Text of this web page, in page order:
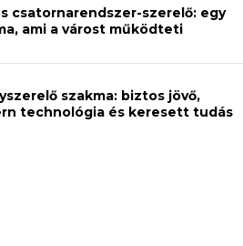
sor program dönti
csatornarendszer-szerelő: egy
ami a várost működteti
szakma: biztos jövő,
technológia és keresett tudás